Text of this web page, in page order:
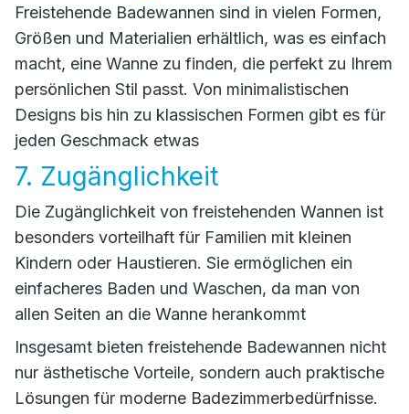
Freistehende Badewannen sind in vielen Formen,
Größen und Materialien erhältlich, was es einfach
macht, eine Wanne zu finden, die perfekt zu Ihrem
persönlichen Stil passt. Von minimalistischen
Designs bis hin zu klassischen Formen gibt es für
jeden Geschmack etwas
7. Zugänglichkeit
Die Zugänglichkeit von freistehenden Wannen ist
besonders vorteilhaft für Familien mit kleinen
Kindern oder Haustieren. Sie ermöglichen ein
einfacheres Baden und Waschen, da man von
allen Seiten an die Wanne herankommt
Insgesamt bieten freistehende Badewannen nicht
nur ästhetische Vorteile, sondern auch praktische
Lösungen für moderne Badezimmerbedürfnisse.